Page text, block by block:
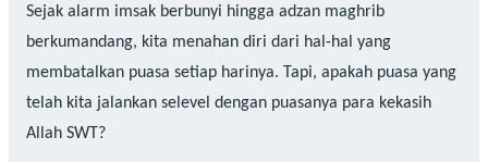
Sejak alarm imsak berbunyi hingga adzan maghrib
berkumandang, kita menahan diri dari hal-hal yang
membatalkan puasa setiap harinya. Tapi, apakah puasa yang
telah kita jalankan selevel dengan puasanya para kekasih
Allah SWT?